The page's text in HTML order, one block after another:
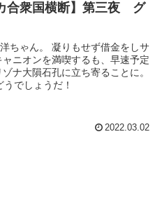
合衆国横断】第三夜 グ
ちゃん。 凝りもせず借金をしサ
ニオンを満喫するも、早速予定
ナ大隕石孔に立ち寄ることに。
うでしょうだ！
2022.03.02